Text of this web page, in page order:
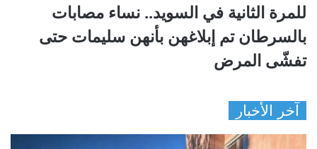
للمرة الثانية في السويد.. نساء مصابات
بالسرطان تم إبلاغهن بأنهن سليمات حتى
تفشّى المرض
آخر الأخبار